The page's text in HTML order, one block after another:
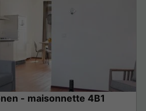
- maisonnette 4B1